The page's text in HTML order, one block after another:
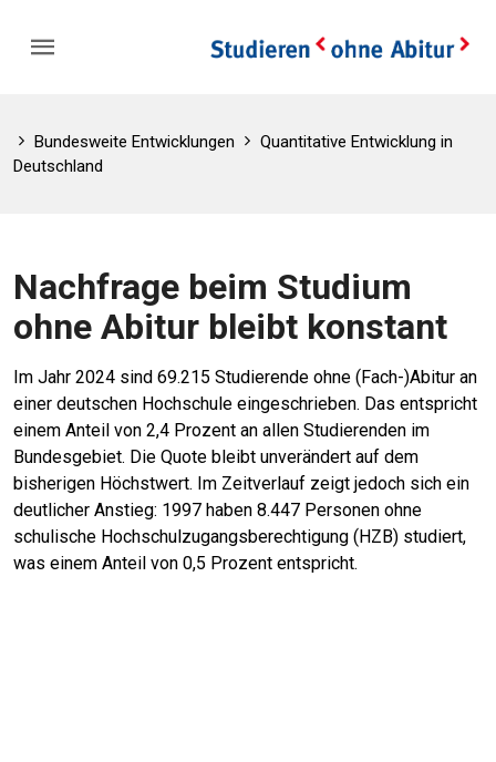
Bundesweite Entwicklungen
Quantitative Entwicklung in
Deutschland
Nachfrage beim Studium
ohne Abitur bleibt konstant
Im Jahr 2024 sind 69.215 Studierende ohne (Fach-)Abitur an
einer deutschen Hochschule eingeschrieben. Das entspricht
einem Anteil von 2,4 Prozent an allen Studierenden im
Bundesgebiet. Die Quote bleibt unverändert auf dem
bisherigen Höchstwert. Im Zeitverlauf zeigt jedoch sich ein
deutlicher Anstieg: 1997 haben 8.447 Personen ohne
schulische Hochschulzugangsberechtigung (HZB) studiert,
was einem Anteil von 0,5 Prozent entspricht.